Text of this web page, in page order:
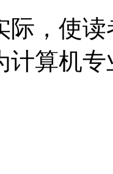
际，使
计算机